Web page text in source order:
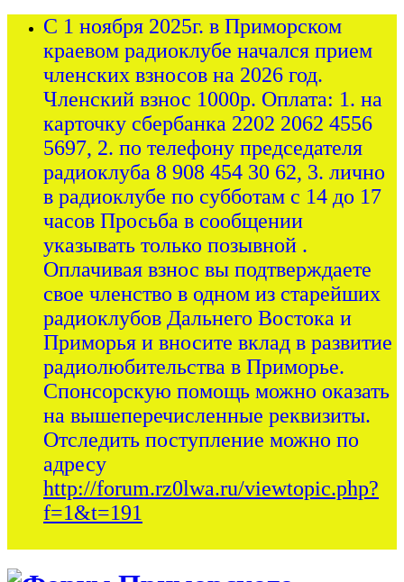
С 1 ноября 2025г. в Приморском
краевом радиоклубе начался прием
членских взносов на 2026 год.
Членский взнос 1000р. Оплата: 1. на
карточку сбербанка 2202 2062 4556
5697, 2. по телефону председателя
радиоклуба 8 908 454 30 62, 3. лично
в радиоклубе по субботам с 14 до 17
часов Просьба в сообщении
указывать только позывной .
Оплачивая взнос вы подтверждаете
свое членство в одном из старейших
радиоклубов Дальнего Востока и
Приморья и вносите вклад в развитие
радиолюбительства в Приморье.
Спонсорскую помощь можно оказать
на вышеперечисленные реквизиты.
Отследить поступление можно по
адресу
http://forum.rz0lwa.ru/viewtopic.php?
f=1&t=191